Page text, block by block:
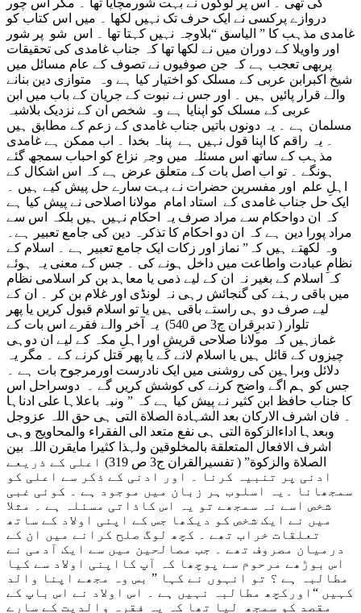
دروازے پرکسی نے ایک حرف تک نہیں لکھا ۔ میں اس کتاب کو
غامدی مذہب کا ” الیاسق “بلاوجہ نہیں کہتا تھا ۔ اس شو پر شور
اور واویلا کے دوران میں نے لکھا تھا کہ جناب غامدی کی تحقیقات
پربھی تعجب ہے کہ جن صوفیوں نے تصوف کے عام مسائل میں
شیخ اکبرابن عربی کے مسلک کو اختیار کیا ہے وہ متوازی دین بنانے
والے قرار پائیں ہیں ۔ اور جس نے نبوت کے جریان کے باب میں ابن
عربی کے مسلک کو اپنایا ہے وہ شخص ان کے نزدیک بلاشبہ
مسلمان ہے ۔ یہ دونوں باتیں جناب غامدی کے زعم کے مطابق ہیں
۔ یہ راقم کا اپنا قول نہیں ہے پناہ بخدا ۔ اب ممکن ہے غامدی
مذہب کے ساتھ اس مسئلہ میں وجہِ نزاع کو احباب سمجھ گئے
ہونگے ۔ تو اب اصل بات کے متعلق عرض ہے کہ اس اشکال کے
اہلِ علم اور مفسرین حضرات نے بہت سارے حل پیش کیے ہیں ۔
ایک حل جناب غامدی کے استاد امام مولانا اصلاحی نے پیش کیا ہے
کہ ان دواحکام سے مراد صرف یہ احکام نہیں ہیں بلکہ اس سے
مراد پورا دین ہے کہ ان دو احکام کا تذکرہ دین کی جامع تعبیر ہے۔
وہ لکھتے ہیں کہ” نماز اور زکات ایک جامع تعبیر ہے ۔ اسلام کے
نظامِ عبادت واطاعت میں داخل ہونے کی ۔ جس کے معنی یہ ہوئے
کہ اسلام کے بغیر نہ ان کے لیے ذمی یا معاہد بن کر اسلامی نظام
میں باقی رہنے کی گنجائش رہی نہ لونڈی اور غلام بن کر ۔ ان کے
لیے صرف دو ہی راستے باقی ہیں یا تو اسلام قبول کریں یا پھر
تلوار ( تدبرِقران ج3 ص 540) یہ آخر والے فقرے اس بات کے
غمازہیں کہ مولانا صلاحی قریشِ اور اہلِ مکہ کے لیے ان دوہی
چیزوں کے قائل ہیں یا اسلام لانے کے یا پھر قتل کرنے کے ۔ مگر یہ
دلائل وبراہین کی روشنی میں ایک نادرست اورمرجوح بات ہے ۔
جس کو ہم اگے واضح کرنے کی کوشش کریں گے ۔ دوسراحل اس
کا جناب حافظ ابن کثیر نے پیش کیا ہے کہ ” ونبہ باعلاہا علی ادناہا
۔ فان اشرف الارکان بعد الشہادة الصلاة التی ہی حق اللہ عزوجل
وبعدہا اداءالزکوة التی ہی نفع متعد الی الفقراء والمحاویج وہی
اشرف الافعال المتعلقة بالمخلوقین ولہذا کثیرا مایقرن اللہ بین
الصلاة والزکوة” ( تفسیرالقران ج3 ص 319) اعلی کے ذریعے
ادنی پر تنبیہ کرنا ۔ اور ادنی کے ذکر سے اعلی کو
سمجھانا ۔یہ اسلوب ہر زبان میں موجود ہے ۔ کوئی غبی
شخص اسے نہ سمجھے تو یہ اس کاذاتی مسئلہ ہے ۔ مثلا
میں نے ایک شخص کو دیکھا جس کے اپنی اولاد کے ساتھ
تعلقات خراب تھے ۔ کچھ لوگ صلح کرانے میں ان کے
درمیان مصروف تھے ۔ جب مصالحین میں سے ایک آدمی نے
اس بوڑھے مرحوم سے پوچھا کہ آپ کااپنی اولاد سے کیا
مطالبہ ہے ؟ تو انہوں نے کہا ” بس وہ مجھے اپنا والد
کہیں “اورکچھ مطالبہ نہیں ہے ۔ اس اولاد نے اس باپ کے
مقصد کو سمجھ لیا تھا کہ یہ فقرہ والدیت کے سارے